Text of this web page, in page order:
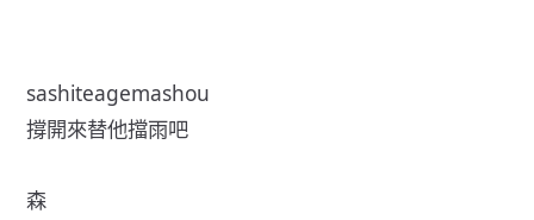
sashiteagemashou
撐開來替他擋雨吧
森